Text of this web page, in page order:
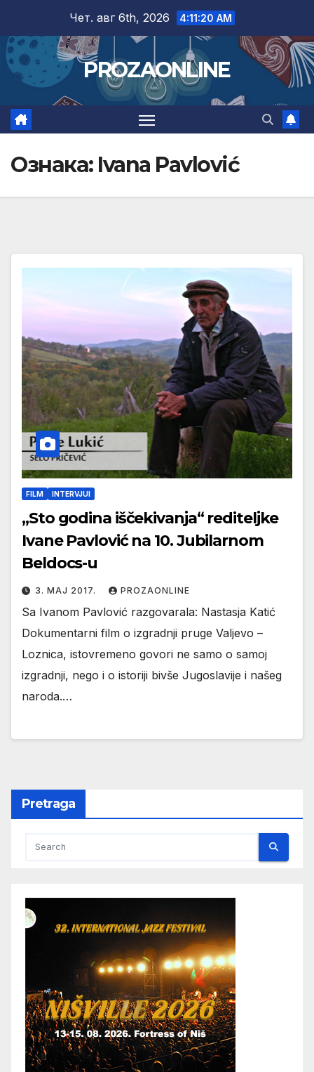
content
Чет. авг 6th, 2026 4:11:21 AM
PROZAONLINE
Ознака: Ivana Pavlović
FILM INTERVJUI
„Sto godina iščekivanja“ rediteljke
Ivane Pavlović na 10. Jubilarnom
Beldocs-u
3. МАЈ 2017. PROZAONLINE
Sa Ivanom Pavlović razgovarala: Nastasja Katić
Dokumentarni film o izgradnji pruge Valjevo –
Loznica, istovremeno govori ne samo o samoj
izgradnji, nego i o istoriji bivše Jugoslavije i našeg
naroda.…
Pretraga